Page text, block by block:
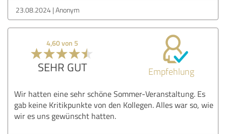
23.08.2024 Anonym
4,60 von 5
SEHR GUT Empfehlung
Wir hatten eine sehr schöne Sommer-Veranstaltung. Es
gab keine Kritikpunkte von den Kollegen. Alles war so, wie
wir es uns gewünscht hatten.